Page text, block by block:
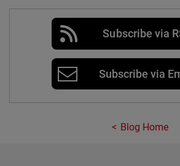
Subscribe via
Subscribe via
Blog Home